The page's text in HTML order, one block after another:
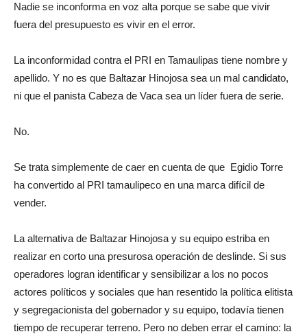
Nadie se inconforma en voz alta porque se sabe que vivir
fuera del presupuesto es vivir en el error.
La inconformidad contra el PRI en Tamaulipas tiene nombre y
apellido. Y no es que Baltazar Hinojosa sea un mal candidato,
ni que el panista Cabeza de Vaca sea un líder fuera de serie.
No.
Se trata simplemente de caer en cuenta de que Egidio Torre
ha convertido al PRI tamaulipeco en una marca difícil de
vender.
La alternativa de Baltazar Hinojosa y su equipo estriba en
realizar en corto una presurosa operación de deslinde. Si sus
operadores logran identificar y sensibilizar a los no pocos
actores políticos y sociales que han resentido la política elitista
y segregacionista del gobernador y su equipo, todavía tienen
tiempo de recuperar terreno. Pero no deben errar el camino: la